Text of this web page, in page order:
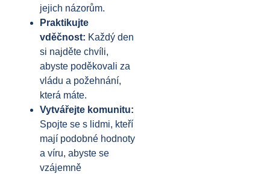
jejich názorům.
Praktikujte
vděčnost: Každý den
si najděte chvíli,
abyste poděkovali za
vládu a požehnání,
která máte.
Vytvářejte komunitu:
Spojte se s lidmi, kteří
mají podobné hodnoty
a víru, abyste se
vzájemně